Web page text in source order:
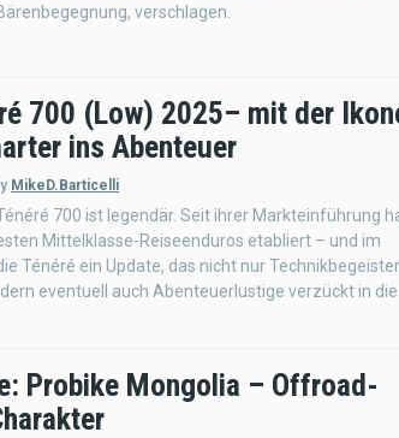
verschlagen.
700 (Low) 2025– mit der
ins Abenteuer
MikeD.Barticelli
700 ist legendär. Seit ihrer Markteinführung
Mittelklasse-Reiseenduros etabliert – und im
Ténéré ein Update, das nicht nur
eventuell auch Abenteuerlustige verzückt in die
Probike Mongolia – Offroad-